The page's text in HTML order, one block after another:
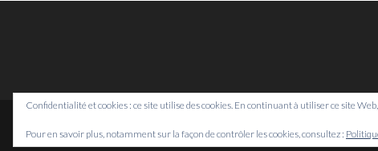
Confidentialité et cookies : ce site utilise des cookies. En continuant à utiliser ce site
Pour en savoir plus, notamment sur la façon de contrôler les cookies, consultez :